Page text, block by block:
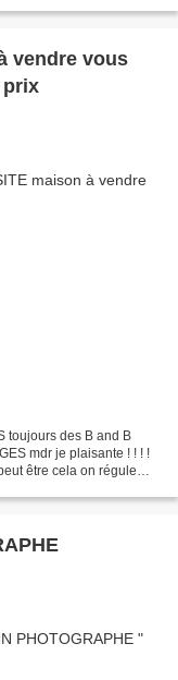
vendre vous
prix
toujours des B and B
mdr je plaisante ! ! ! !
être cela on régule